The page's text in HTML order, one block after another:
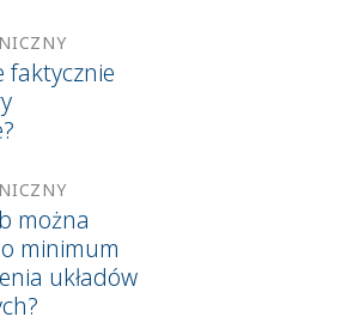
faktycznie
można
minimum
układów